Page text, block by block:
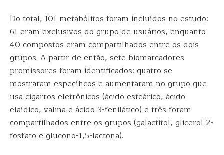
Do total, 101 metabólitos foram incluídos no estudo:
61 eram exclusivos do grupo de usuários, enquanto
40 compostos eram compartilhados entre os dois
grupos. A partir de então, sete biomarcadores
promissores foram identificados: quatro se
mostraram específicos e aumentaram no grupo que
usa cigarros eletrônicos (ácido esteárico, ácido
elaídico, valina e ácido 3-fenilático) e três foram
compartilhados entre os grupos (galactitol, glicerol 2-
fosfato e glucono-1,5-lactona).